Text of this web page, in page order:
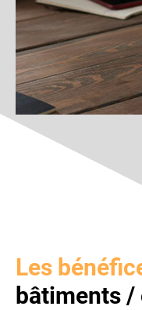
Les
bâtiments /